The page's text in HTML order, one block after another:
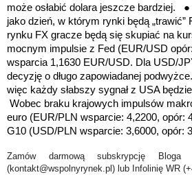
może osłabić dolara jeszcze bardziej. ●
jako dzień, w którym rynki będą
rynku FX gracze będą się skupiać na
mocnym impulsie z Fed (EUR/USD
wsparcia 1,1630 EUR/USD. Dla USD/
decyzję o długo zapowiadanej
więc każdy słabszy sygnał z USA
Wobec braku krajowych impulsów
euro (EUR/PLN wsparcie: 4,2200, opór:
G10 (USD/PLN wsparcie: 3,6000, opór:
Zamów darmową subskrypcję
(kontakt@wspolnyrynek.pl) lub Infolinię WR